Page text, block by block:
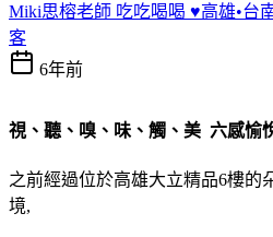
Miki思榕老師 吃吃喝喝 ♥️高雄•台
客
6年前
視、聽、嗅、味、觸、美 六感愉
之前經過位於高雄大立精品6樓的
境,